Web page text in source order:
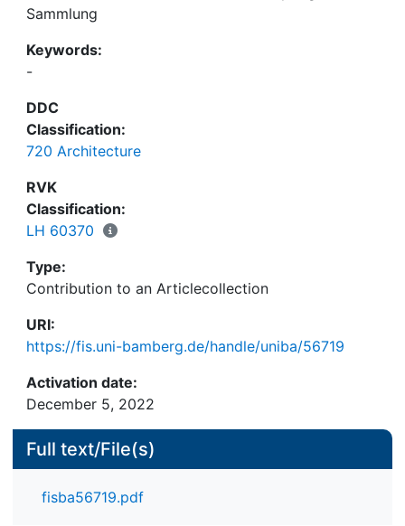
Sammlung
Keywords:
-
DDC
Classification:
720 Architecture
RVK
Classification:
LH 60370
Type:
Contribution to an Articlecollection
URI:
https://fis.uni-bamberg.de/handle/uniba/56719
Activation date:
December 5, 2022
Full text/File(s)
fisba56719.pdf